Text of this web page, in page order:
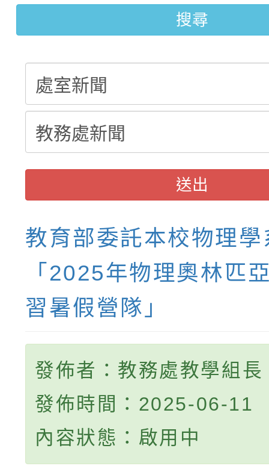
學年度第1學期第7次
【甄選結果(第3招)】
結果(第3招)
搜尋
送出
教育部委託本校物理學
「2025年物理奧林匹
習暑假營隊」
發佈者：教務處教學組長
發佈時間：2025-06-11
內容狀態：啟用中